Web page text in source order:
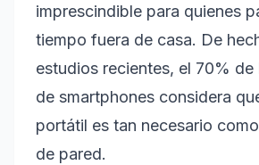
imprescindible para quienes
tiempo fuera de casa. De
estudios recientes, el 70% de
de smartphones considera
portátil es tan necesario
de pared.